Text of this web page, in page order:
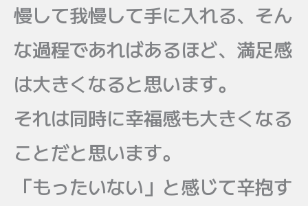
慢して我慢して手に入れる、そん
な過程であればあるほど、満足感
は大きくなると思います。
それは同時に幸福感も大きくなる
ことだと思います。
「もったいない」と感じて辛抱す